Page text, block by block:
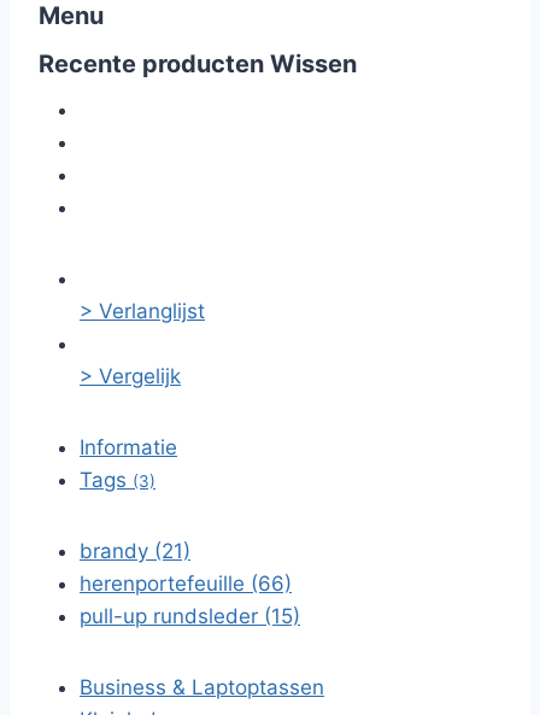
Menu
Recente producten Wissen
> Verlanglijst
> Vergelijk
Informatie
Tags (3)
brandy (21)
herenportefeuille (66)
pull-up rundsleder (15)
Business & Laptoptassen